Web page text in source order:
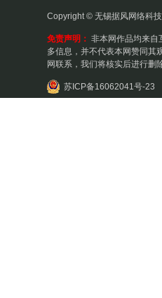
Copyright © 无锡据风网络科技
免责声明： 非本网作品均来自
多信息，并不代表本网赞同其
网联系，我们将核实后进行删
苏ICP备16062041号-23